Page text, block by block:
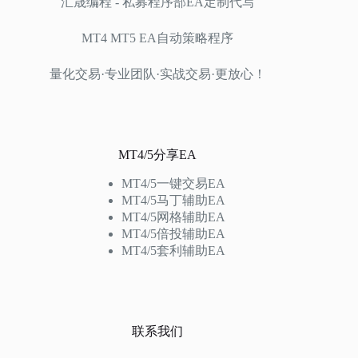
MT4 MT5 EA自动策略程序
量化交易·专业团队·实战交易·更放心！
MT4/5分享EA
MT4/5一键交易EA
MT4/5马丁辅助EA
MT4/5网格辅助EA
MT4/5倍投辅助EA
MT4/5套利辅助EA
联系我们